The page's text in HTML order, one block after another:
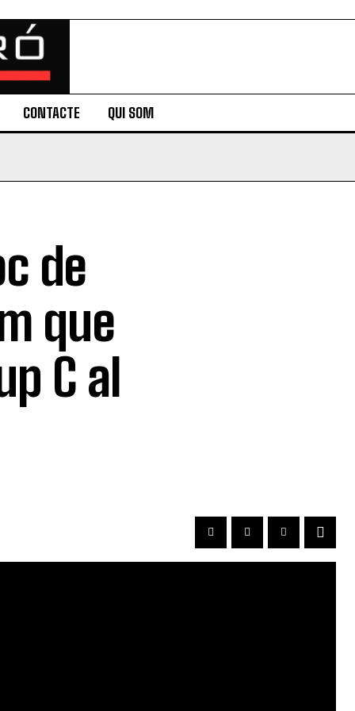
CONTACTE QUI SOM
de
que
C al